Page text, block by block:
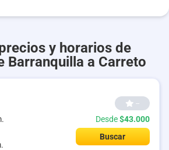
y horarios de
Barranquilla a Carreto
--
Desde$43.000
Buscar